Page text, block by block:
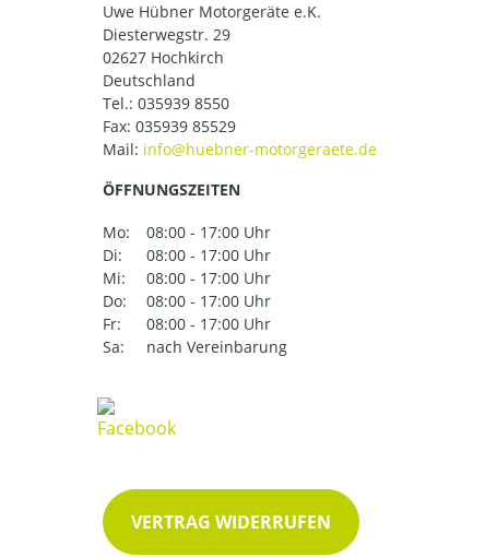
Uwe Hübner Motorgeräte e.K.
Diesterwegstr. 29
02627 Hochkirch
Deutschland
Tel.: 035939 8550
Fax: 035939 85529
Mail:
ÖFFNUNGSZEITEN
Mo:
08:00 - 17:00 Uhr
Di:
08:00 - 17:00 Uhr
Mi:
08:00 - 17:00 Uhr
Do:
08:00 - 17:00 Uhr
Fr:
08:00 - 17:00 Uhr
Sa:
nach Vereinbarung
VERTRAG WIDERRUFEN